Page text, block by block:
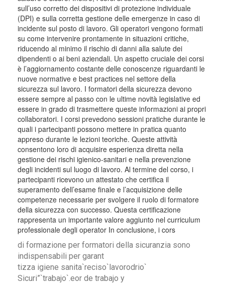
sull’uso corretto dei dispositivi di protezione individuale
(DPI) e sulla corretta gestione delle emergenze in caso di
incidente sul posto di lavoro. Gli operatori vengono formati
su come intervenire prontamente in situazioni critiche,
riducendo al minimo il rischio di danni alla salute dei
dipendenti o ai beni aziendali. Un aspetto cruciale dei corsi
è l’aggiornamento costante delle conoscenze riguardanti le
nuove normative e best practices nel settore della
sicurezza sul lavoro. I formatori della sicurezza devono
essere sempre al passo con le ultime novità legislative ed
essere in grado di trasmettere queste informazioni ai propri
collaboratori. I corsi prevedono sessioni pratiche durante le
quali i partecipanti possono mettere in pratica quanto
appreso durante le lezioni teoriche. Queste attività
consentono loro di acquisire esperienza diretta nella
gestione dei rischi igienico-sanitari e nella prevenzione
degli incidenti sul luogo di lavoro. Al termine del corso, i
partecipanti ricevono un attestato che certifica il
superamento dell’esame finale e l’acquisizione delle
competenze necessarie per svolgere il ruolo di formatore
della sicurezza con successo. Questa certificazione
rappresenta un importante valore aggiunto nel curriculum
professionale degli operator In conclusione, i cors
di formazione per formatori della sicuranzia sono
indispensabili per garant
tizza igiene sanita`reciso`lavorodrio`
Sicuri”`trabajo`.eor de trabajo y